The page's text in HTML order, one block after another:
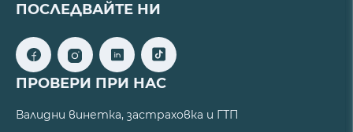
ПОСЛЕДВАЙТЕ НИ
ПРОВЕРИ ПРИ НАС
Валидни винетка, застраховка и ГТП